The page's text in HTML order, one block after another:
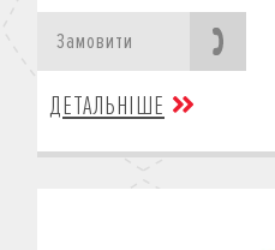
Замовити
ДЕТАЛЬНІШЕ